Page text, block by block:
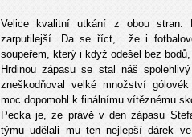
Velice kvalitní utkání z obou stran.
zarputilejší. Da se říct, že i
soupeřem, který i když odešel bez
Hrdinou zápasu se stal náš
zneškodňoval velké množství
moc dopomohl k finálnímu vítěznému
Pecka je, ze právě v den zápasu
týmu udělali mu ten nejlepší dárek